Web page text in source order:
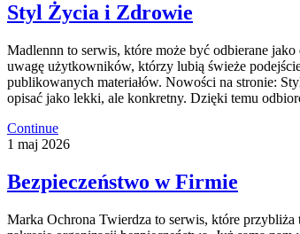
Styl Życia i Zdrowie
Madlennn to serwis, które może być odbierane
uwagę użytkowników, którzy lubią świeże
publikowanych materiałów. Nowości na stronie:
opisać jako lekki, ale konkretny. Dzięki temu
Continue
1 maj 2026
Bezpieczeństwo w Firmie
Marka Ochrona Twierdza to serwis, które przybliża